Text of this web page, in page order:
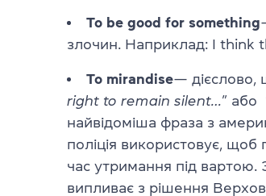
To be good for something
злочин. Наприклад: I think
To mirandise— дієслово,
right to remain silent…” або
найвідоміша фраза з
поліція використовує,
час утримання під вартою.
випливає з рішення